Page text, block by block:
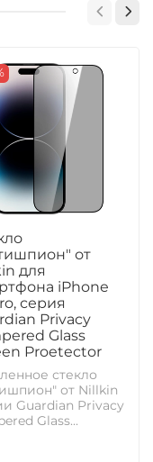
от
для
iPhone
серия
Privacy
Glass
Proetector
стекло
от Nillkin
Guardian Privacy
Glass...